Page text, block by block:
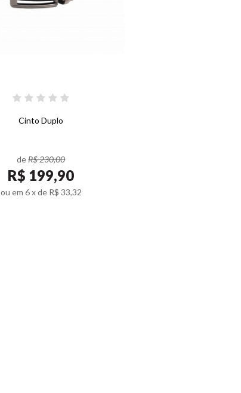
Cinto Duplo
deR$ 230,00
R$ 199,90
ou em 6x de R$ 33,32